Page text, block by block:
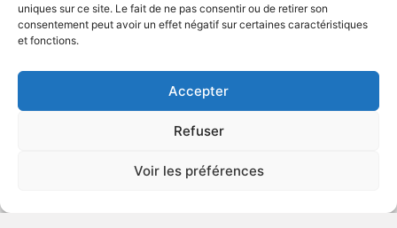
uniques sur ce site. Le fait de ne pas consentir ou de retirer son
consentement peut avoir un effet négatif sur certaines caractéristiques
et fonctions.
Accepter
Refuser
Voir les préférences
2017 Drame de guerre
401964 VOIR PLUS
Anthropoid